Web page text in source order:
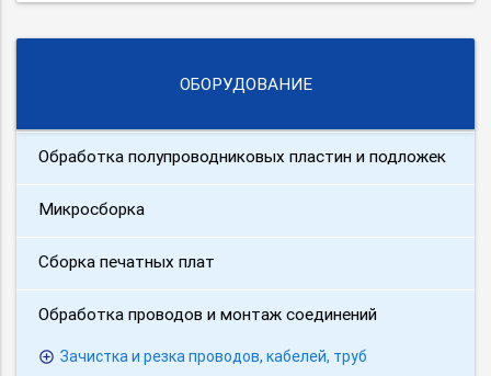
ОБОРУДОВАНИЕ
Обработка полупроводниковых пластин и подложек
Микросборка
Сборка печатных плат
Обработка проводов и монтаж соединений
Зачистка и резка проводов, кабелей, труб